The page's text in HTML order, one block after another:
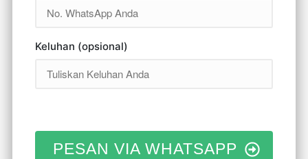
Keluhan (opsional)
PESAN VIA WHATSAPP